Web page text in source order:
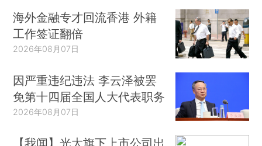
海外金融专才回流香港 外籍
工作签证翻倍
2026年08月07日
因严重违纪违法 李云泽被罢
免第十四届全国人大代表职务
2026年08月07日
【我闻】光大旗下上市公司出